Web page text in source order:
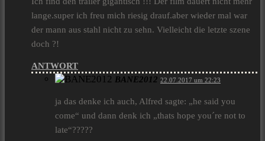
lange.super ich freu mich riesig drauf.aber wieder mal war
der mann aus stahl nicht zu sehn. Vielleicht die letzte szene
doch ?!
ANTWORT
BANE2012 22.07.2017 um 22:23
ja das denke ich auch, Alfred sagte: „he said you
come“ und dann denk ich „thats hope you´re not to
late“?????